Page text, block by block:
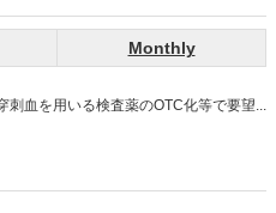
Monthly
刺血を用いる検査薬のOTC化等で要望...